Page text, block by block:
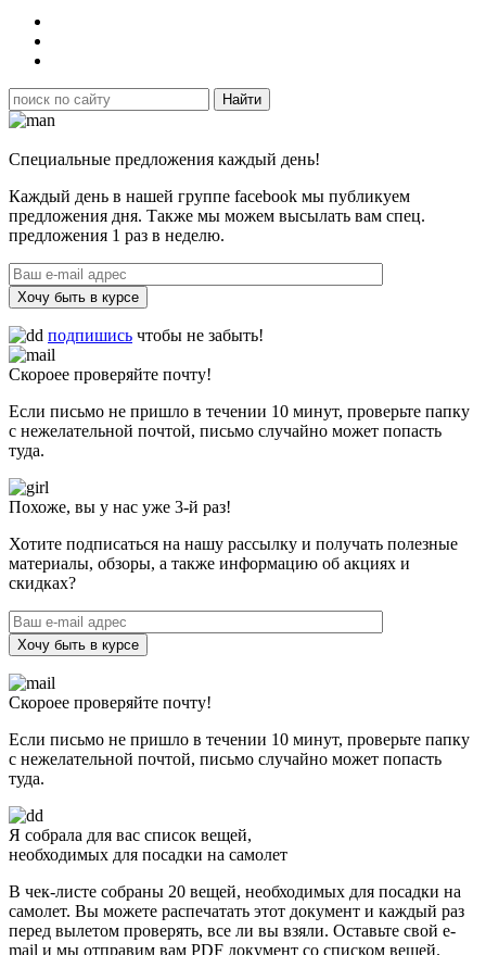
Специальные предложения каждый день!
Каждый день в нашей группе facebook мы публикуем
предложения дня. Также мы можем высылать вам спец.
предложения 1 раз в неделю.
Хочу быть в курсе
подпишись чтобы не забыть!
Скороее проверяйте почту!
Если письмо не пришло в течении 10 минут, проверьте папку
с нежелательной почтой, письмо случайно может попасть
туда.
Похоже, вы у нас уже 3-й раз!
Хотите подписаться на нашу рассылку и получать полезные
материалы, обзоры, а также информацию об акциях и
скидках?
Хочу быть в курсе
Скороее проверяйте почту!
Если письмо не пришло в течении 10 минут, проверьте папку
с нежелательной почтой, письмо случайно может попасть
туда.
Я собрала для вас список вещей,
необходимых для посадки на самолет
В чек-листе собраны 20 вещей, необходимых для посадки на
самолет. Вы можете распечатать этот документ и каждый раз
перед вылетом проверять, все ли вы взяли. Оставьте свой e-
mail и мы отправим вам PDF документ со списком вещей.